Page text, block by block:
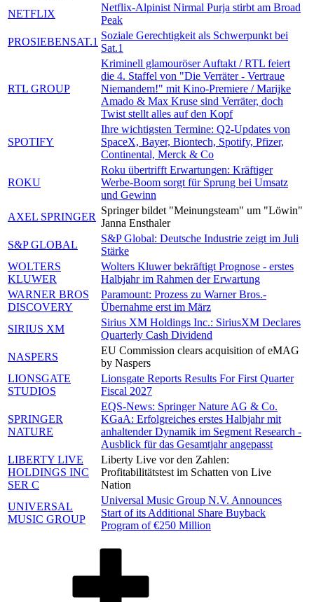
NETFLIX
Netflix-Alpinist Nirmal Purja stirbt am Broad
Peak
PROSIEBENSAT.1
Soziale Gerechtigkeit als Schwerpunkt bei
Sat.1
RTL GROUP
Kriminell glamouröser Auftakt / RTL feiert
die 4. Staffel von "Die Verräter - Vertraue
Niemandem!" mit Kino-Premiere / Marijke
Amado & Max Kruse sind Verräter, doch
Twist stellt alles auf den Kopf
SPOTIFY
Ihre wichtigsten Termine: Q2-Updates von
SpaceX, Bayer, Biontech, Spotify, Pfizer,
Continental, Merck & Co
ROKU
Roku übertrifft Erwartungen: Kräftiger
Werbe-Boom sorgt für Sprung bei Umsatz
und Gewinn
AXEL SPRINGER
Springer bildet "Meinungsteam" um "Löwin"
Janna Ensthaler
S&P GLOBAL
S&P Global: Deutsche Industrie zeigt im Juli
Stärke
WOLTERS
KLUWER
Wolters Kluwer bekräftigt Prognose - erstes
Halbjahr im Rahmen der Erwartung
WARNER BROS
DISCOVERY
Paramount: Prozess zu Warner Bros.-
Übernahme erst im März
SIRIUS XM
Sirius XM Holdings Inc.: SiriusXM Declares
Quarterly Cash Dividend
NASPERS
EU Commission clears acquisition of eMAG
by Naspers
LIONSGATE
STUDIOS
Lionsgate Reports Results For First Quarter
Fiscal 2027
SPRINGER
NATURE
EQS-News: Springer Nature AG & Co.
KGaA: Erfolgreiches erstes Halbjahr mit
anhaltender Dynamik im Segment Research -
Ausblick für das Gesamtjahr angepasst
LIBERTY LIVE
HOLDINGS INC
SER C
Liberty Live vor den Zahlen:
Profitabilitätstest im Schatten von Live
Nation
UNIVERSAL
MUSIC GROUP
Universal Music Group N.V. Announces
Start of its Additional Share Buyback
Program of €250 Million